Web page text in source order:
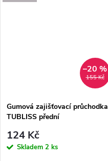
155 Kč
–20 %
Gumová zajišťovací průchodka
TUBLISS přední
124 Kč
Skladem 2 ks